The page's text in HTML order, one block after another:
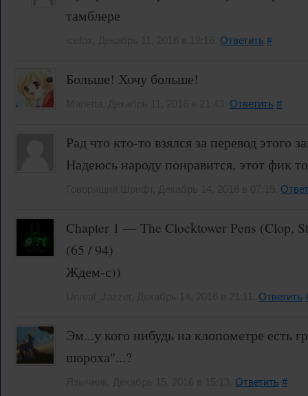
тамблере
Ответить #
Больше! Хочу больше!
Ответить #
Рад что кто-то взялся за перевод этого
Надеюсь народу понравится, этот фик
Chapter 1 — The Clocktower Pens (Clop,
(65 / 94)
Ждем-с))
Ответить
Эм...у кого нибудь на клопометре есть
шороха"...?
Ответить #